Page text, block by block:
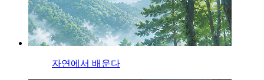
자연에서 배운다